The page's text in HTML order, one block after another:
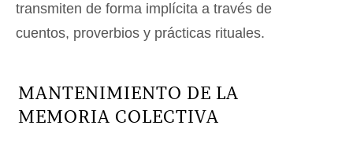
transmiten de forma implícita a través de
cuentos, proverbios y prácticas rituales.
MANTENIMIENTO DE LA
MEMORIA COLECTIVA